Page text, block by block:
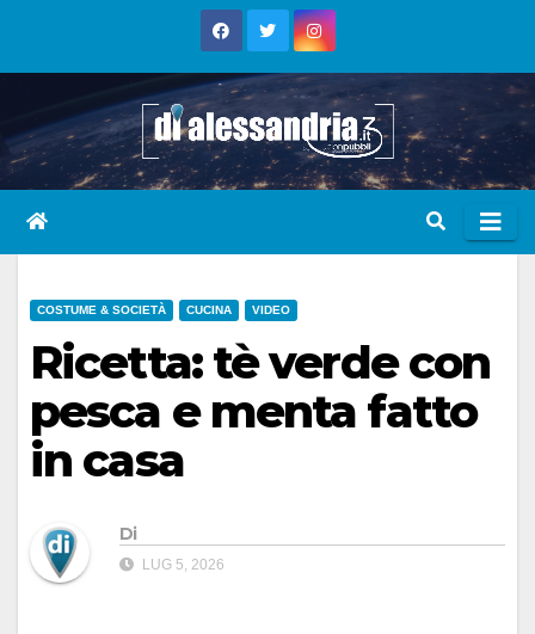
COSTUME & SOCIETÀ CUCINA VIDEO
Ricetta: tè verde con
pesca e menta fatto
in casa
Di
LUG 5, 2026